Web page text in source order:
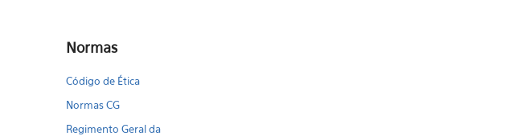
Normas
Código de Ética
Normas CG
Regimento Geral da